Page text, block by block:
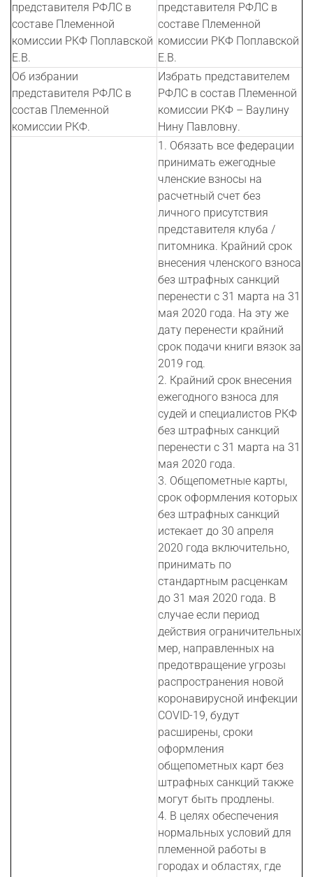
представителя РФЛС в
составе Племенной
комиссии РКФ Поплавской
Е.В.
представителя РФЛС в
составе Племенной
комиссии РКФ Поплавской
Е.В.
Об избрании
представителя РФЛС в
состав Племенной
комиссии РКФ.
Избрать представителем
РФЛС в состав Племенной
комиссии РКФ – Ваулину
Нину Павловну.
1. Обязать все федерации
принимать ежегодные
членские взносы на
расчетный счет без
личного присутствия
представителя клуба /
питомника. Крайний срок
внесения членского взноса
без штрафных санкций
перенести с 31 марта на 31
мая 2020 года. На эту же
дату перенести крайний
срок подачи книги вязок за
2019 год.
2. Крайний срок внесения
ежегодного взноса для
судей и специалистов РКФ
без штрафных санкций
перенести с 31 марта на 31
мая 2020 года.
3. Общепометные карты,
срок оформления которых
без штрафных санкций
истекает до 30 апреля
2020 года включительно,
принимать по
стандартным расценкам
до 31 мая 2020 года. В
случае если период
действия ограничительных
мер, направленных на
предотвращение угрозы
распространения новой
коронавирусной инфекции
COVID-19, будут
расширены, сроки
оформления
общепометных карт без
штрафных санкций также
могут быть продлены.
4. В целях обеспечения
нормальных условий для
племенной работы в
городах и областях, где